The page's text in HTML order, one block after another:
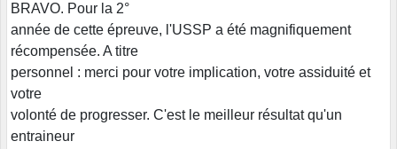
BRAVO. Pour la 2°
année de cette épreuve, l'USSP a été magnifiquement
récompensée. A titre
personnel : merci pour votre implication, votre assiduité et
votre
volonté de progresser. C'est le meilleur résultat qu'un
entraineur